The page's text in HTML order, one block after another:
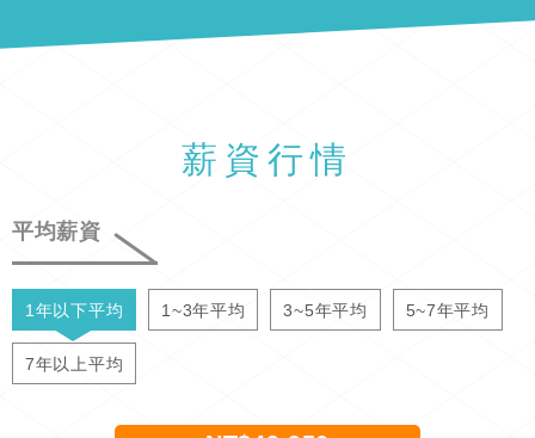
薪資行情
平均薪資
1年以下平均 1~3年平均 3~5年平均 5~7年平均
7年以上平均